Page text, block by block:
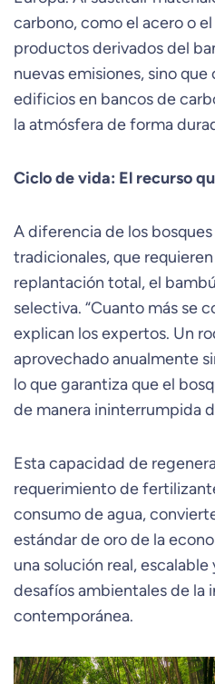
carbono, como el acero o
productos derivados del
nuevas emisiones, sino
edificios en bancos de
la atmósfera de forma
Ciclo de vida: El recurso
A diferencia de los
tradicionales, que
replantación total, el
selectiva. “Cuanto más se
explican los expertos. Un
aprovechado anualmente
lo que garantiza que el
de manera ininterrumpida
Esta capacidad de
requerimiento de
consumo de agua,
estándar de oro de la
una solución real, escalable
desafíos ambientales de la
contemporánea.